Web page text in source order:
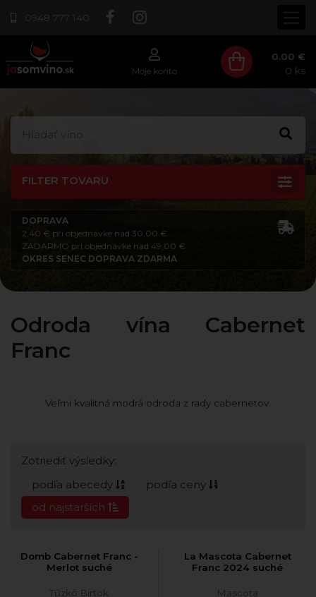
0948 777 140
Moje konto
0.00 €
0 ks
FILTER TOVARU
DOPRAVA
2,40 € pri objednávke nad 30,00 €
ZADARMO pri objednávke nad 49,00 €
OKRES SENEC DOPRAVA ZDARMA
Odroda vína Cabernet
Franc
Veľmi kvalitná modrá odroda z rady cabernetov.
Zotriediť výsledky:
podľa abecedy
podľa ceny
od najstarších
Domb Cabernet Franc -
Merlot suché
Tűzkő Birtok
La Mascota Cabernet
Franc 2024 suché
Mascota